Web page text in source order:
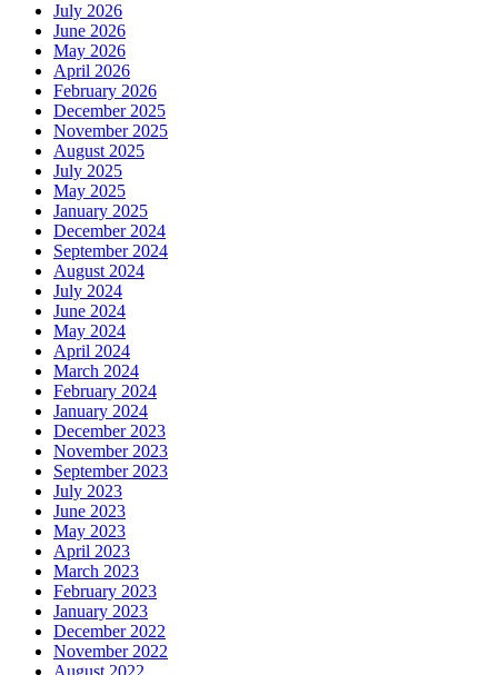
July 2026
June 2026
May 2026
April 2026
February 2026
December 2025
November 2025
August 2025
July 2025
May 2025
January 2025
December 2024
September 2024
August 2024
July 2024
June 2024
May 2024
April 2024
March 2024
February 2024
January 2024
December 2023
November 2023
September 2023
July 2023
June 2023
May 2023
April 2023
March 2023
February 2023
January 2023
December 2022
November 2022
August 2022